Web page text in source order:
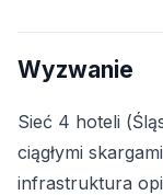
Wyzwanie
Sieć 4 hoteli
ciągłymi
infrastruktura